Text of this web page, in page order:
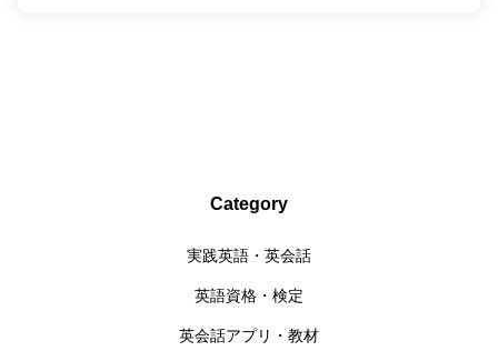
Category
実践英語・英会話
英語資格・検定
英会話アプリ・教材